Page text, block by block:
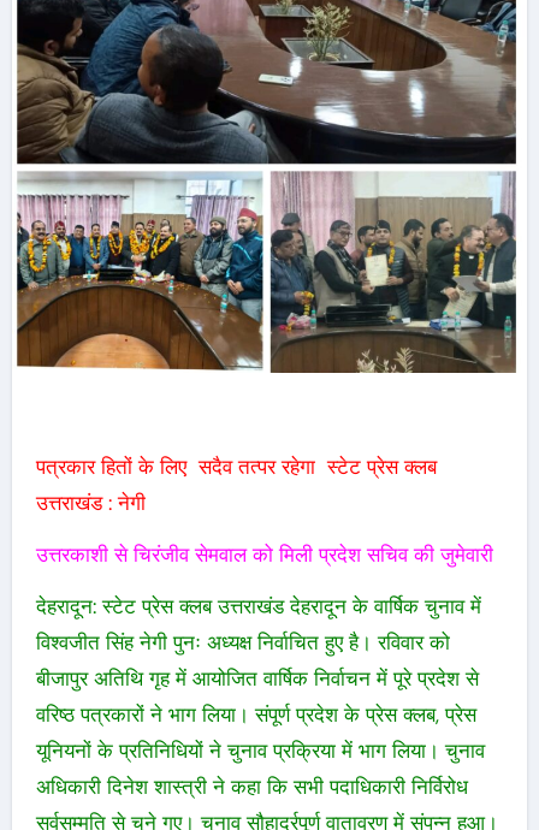
पत्रकार हितों के लिए सदैव तत्पर रहेगा स्टेट प्रेस क्लब
उत्तराखंड : नेगी
उत्तरकाशी से चिरंजीव सेमवाल को मिली प्रदेश सचिव की जुमेवारी
देहरादून: स्टेट प्रेस क्लब उत्तराखंड देहरादून के वार्षिक चुनाव में
विश्वजीत सिंह नेगी पुनः अध्यक्ष निर्वाचित हुए है। रविवार को
बीजापुर अतिथि गृह में आयोजित वार्षिक निर्वाचन में पूरे प्रदेश से
वरिष्ठ पत्रकारों ने भाग लिया। संपूर्ण प्रदेश के प्रेस क्लब, प्रेस
यूनियनों के प्रतिनिधियों ने चुनाव प्रक्रिया में भाग लिया। चुनाव
अधिकारी दिनेश शास्त्री ने कहा कि सभी पदाधिकारी निर्विरोध
सर्वसम्मति से चुने गए। चुनाव सौहार्द्रपूर्ण वातावरण में संपन्न हुआ।